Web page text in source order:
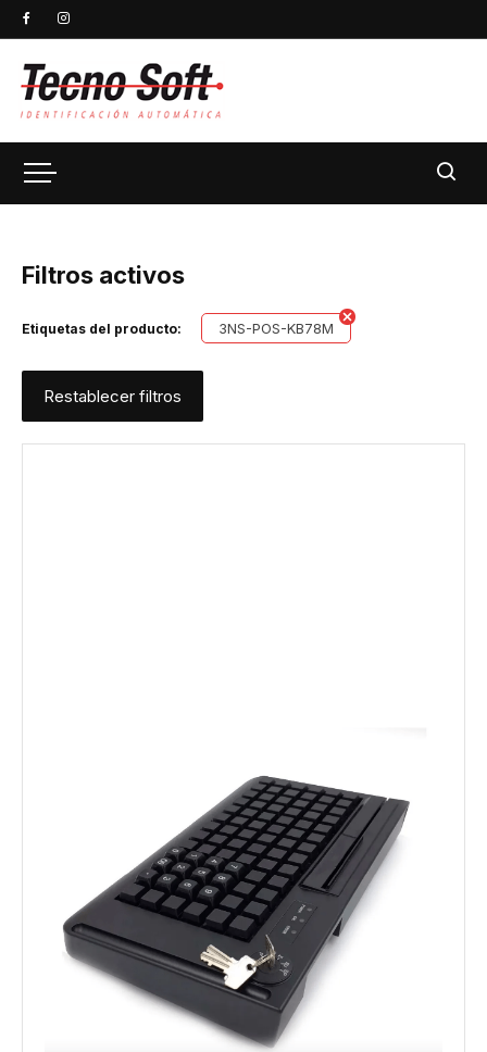
Filtros activos
Etiquetas del producto: 3NS-POS-KB78M
Restablecer filtros